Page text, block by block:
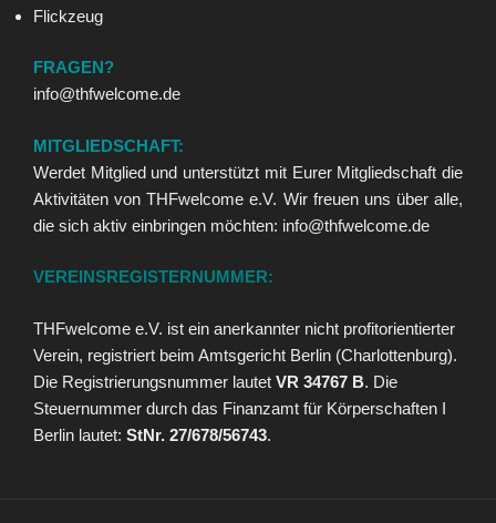
Flickzeug
FRAGEN?
info@thfwelcome.de
MITGLIEDSCHAFT:
Werdet Mitglied und unterstützt mit Eurer Mitgliedschaft die
Aktivitäten von THFwelcome e.V. Wir freuen uns über alle,
die sich aktiv einbringen möchten: info@thfwelcome.de
VEREINSREGISTERNUMMER:
THFwelcome e.V. ist ein anerkannter nicht profitorientierter
Verein, registriert beim Amtsgericht Berlin (Charlottenburg).
Die Registrierungsnummer lautet VR 34767 B. Die
Steuernummer durch das Finanzamt für Körperschaften I
Berlin lautet: StNr. 27/678/56743.